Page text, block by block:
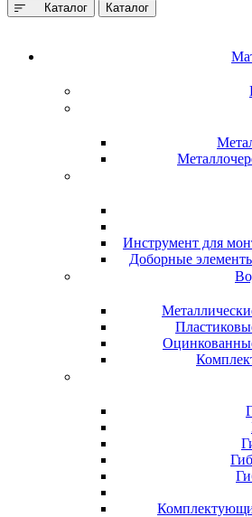
Каталог Каталог
Инструмент для
Доборные